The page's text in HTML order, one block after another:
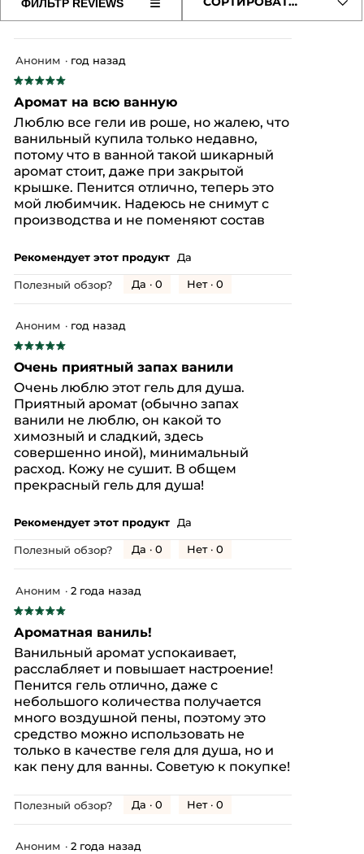
ФИЛЬТР REVIEWS
Если
нажать
эту
содержимое
обновится
★★★★★
★★★★★
5
звезд.
Аноним · год назад
Аромат на всю ванную
Люблю все гели ив роше, но жалею, что
ванильный купила только недавно,
потому что в ванной такой шикарный
аромат стоит, даже при закрытой
крышке. Пенится отлично, теперь это
мой любимчик. Надеюсь не снимут с
производства и не поменяют состав
Рекомендует этот продукт Да
Полезный обзор? Да · 0 Нет · 0
★★★★★
★★★★★
из
5
звезд.
Аноним · год назад
Очень приятный запах ванили
Очень люблю этот гель для душа.
Приятный аромат (обычно запах
ванили не люблю, он какой то
химозный и сладкий, здесь
совершенно иной), минимальный
расход. Кожу не сушит. В общем
прекрасный гель для душа!
Рекомендует этот продукт Да
Полезный обзор? Да · 0 Нет · 0
★★★★★
★★★★★
5
звезд.
Аноним · 2 года назад
Ароматная ваниль!
Ванильный аромат успокаивает,
расслабляет и повышает настроение!
Пенится гель отлично, даже с
небольшого количества получается
много воздушной пены, поэтому это
средство можно использовать не
только в качестве геля для душа, но и
как пену для ванны. Советую к покупке!
Полезный обзор? Да · 0 Нет · 0
Аноним · 2 года назад